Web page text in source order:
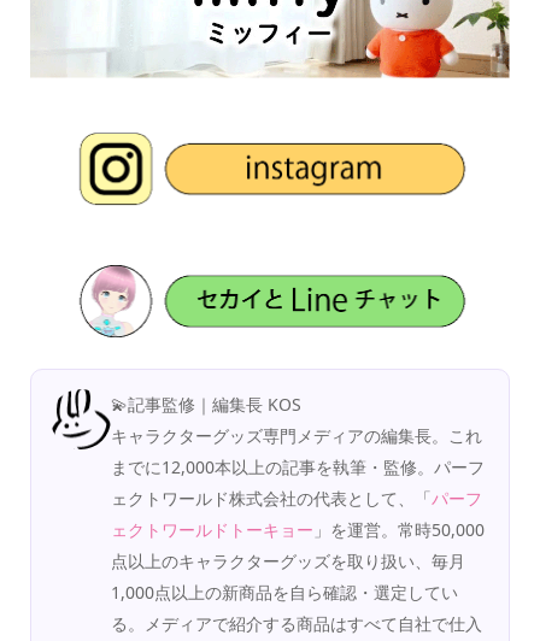
💫記事監修｜編集長 KOS
キャラクターグッズ専門メディアの編集長。これ
までに12,000本以上の記事を執筆・監修。パーフ
ェクトワールド株式会社の代表として、「パーフ
ェクトワールドトーキョー 」を運営。常時50,000
点以上のキャラクターグッズを取り扱い、毎月
1,000点以上の新商品を自ら確認・選定してい
る。メディアで紹介する商品はすべて自社で仕入